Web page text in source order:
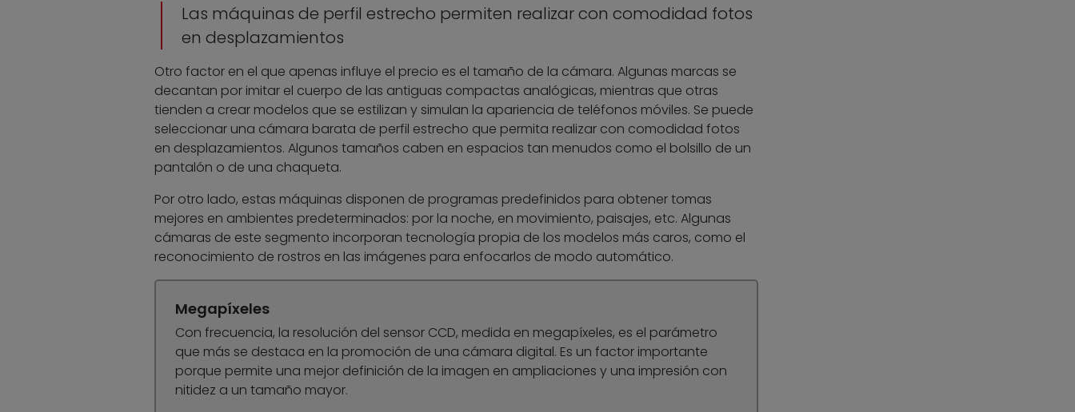
Las máquinas de perfil estrecho permiten realizar con comodidad fotos
en desplazamientos
Otro factor en el que apenas influye el precio es el tamaño de la cámara. Algunas marcas se
decantan por imitar el cuerpo de las antiguas compactas analógicas, mientras que otras
tienden a crear modelos que se estilizan y simulan la apariencia de teléfonos móviles. Se puede
seleccionar una cámara barata de perfil estrecho que permita realizar con comodidad fotos
en desplazamientos. Algunos tamaños caben en espacios tan menudos como el bolsillo de un
pantalón o de una chaqueta.
Por otro lado, estas máquinas disponen de programas predefinidos para obtener tomas
mejores en ambientes predeterminados: por la noche, en movimiento, paisajes, etc. Algunas
cámaras de este segmento incorporan tecnología propia de los modelos más caros, como el
reconocimiento de rostros en las imágenes para enfocarlos de modo automático.
Megapíxeles
Con frecuencia, la resolución del sensor CCD, medida en megapíxeles, es el parámetro
que más se destaca en la promoción de una cámara digital. Es un factor importante
porque permite una mejor definición de la imagen en ampliaciones y una impresión con
nitidez a un tamaño mayor.